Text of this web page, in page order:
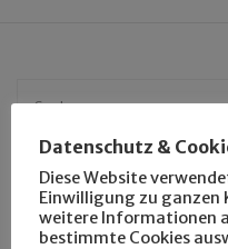
Suchen
nach:
NEUESTE BEITRÄGE
Datenschutz &
Diese Website
Einwilligung zu ganzen
weitere Informationen
bestimmte Cookies